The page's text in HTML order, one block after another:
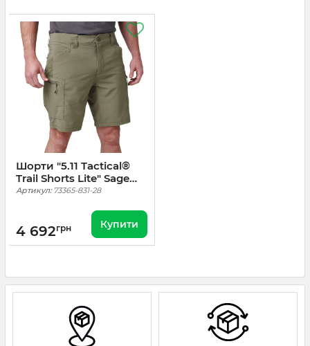
Шорти "5.11 Tactical®
Trail Shorts Lite" Sage
Green
Артикул: 73365-831-28
4 692грн Купити